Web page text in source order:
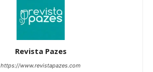
Revista Pazes
https://www.revistapazes.com